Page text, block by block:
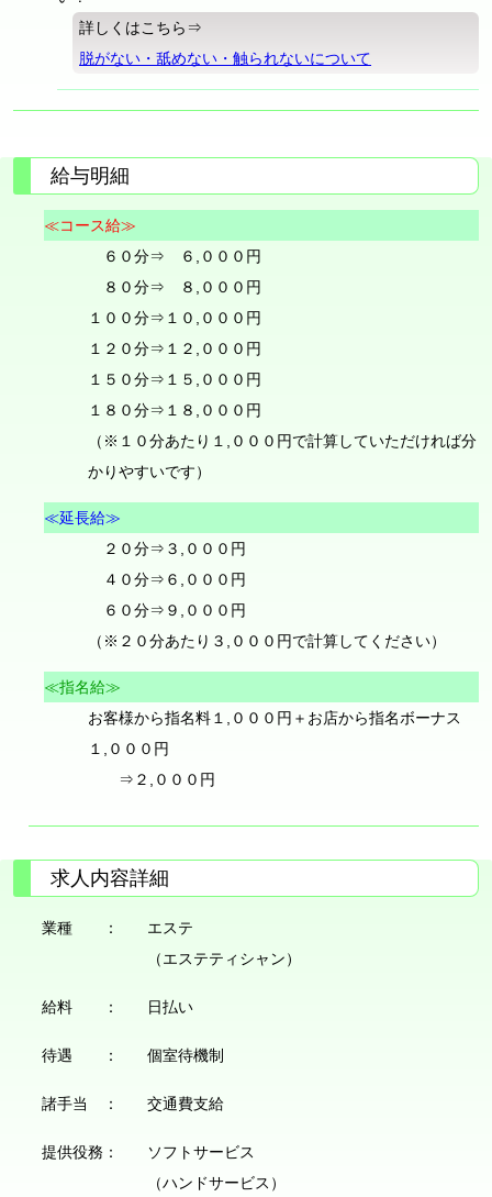
詳しくはこちら⇒
脱がない・舐めない・触られないについて
給与明細
≪コース給≫
６０分⇒ ６,０００円
８０分⇒ ８,０００円
１００分⇒１０,０００円
１２０分⇒１２,０００円
１５０分⇒１５,０００円
１８０分⇒１８,０００円
（※１０分あたり１,０００円で計算していただければ分
かりやすいです）
≪延長給≫
２０分⇒３,０００円
４０分⇒６,０００円
６０分⇒９,０００円
（※２０分あたり３,０００円で計算してください）
≪指名給≫
お客様から指名料１,０００円＋お店から指名ボーナス
１,０００円
⇒２,０００円
求人内容詳細
業種 ：
エステ
（エステティシャン）
給料 ： 日払い
待遇 ： 個室待機制
諸手当 ： 交通費支給
提供役務：
ソフトサービス
（ハンドサービス）